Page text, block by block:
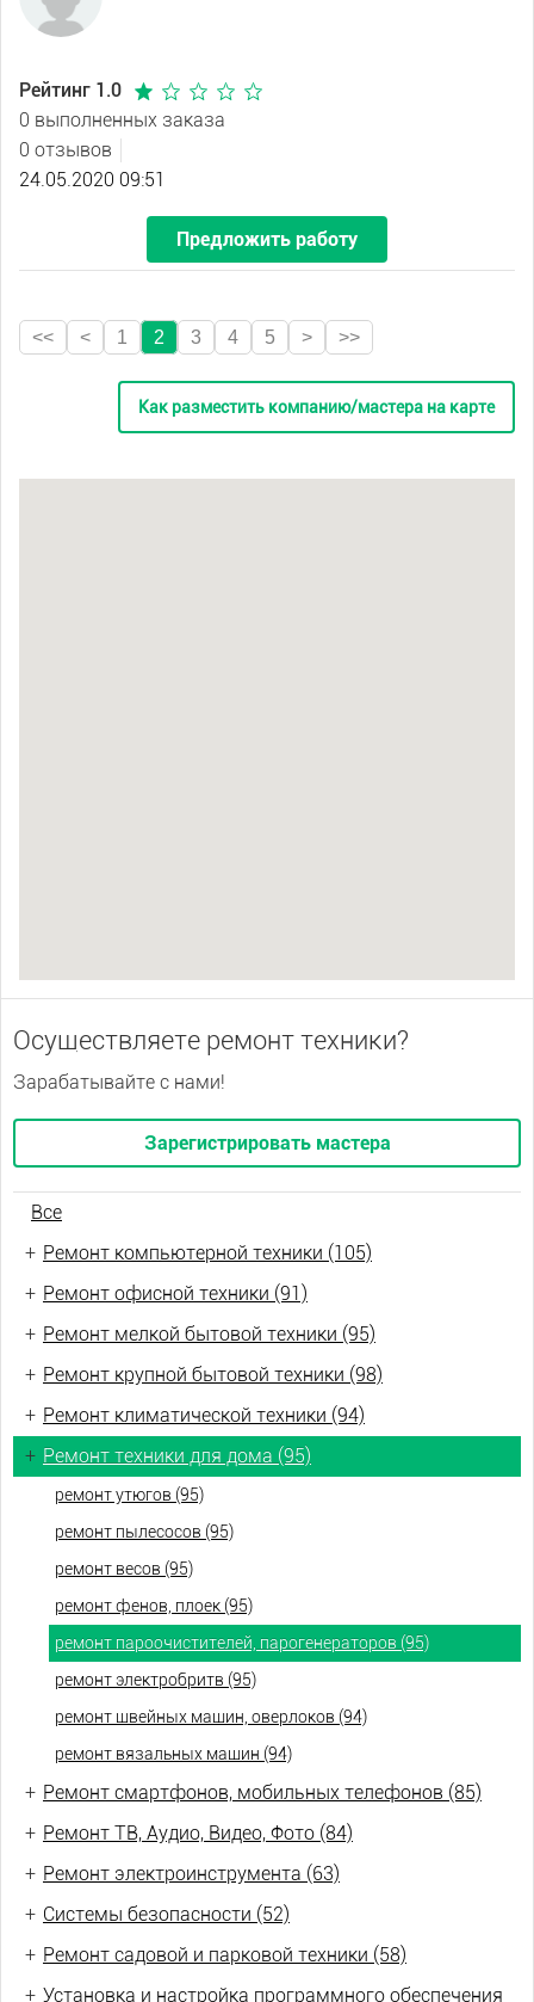
Рейтинг 1.0
0 выполненных заказа
0 отзывов
24.05.2020 09:51
Предложить работу
<< < 1 2 3 4 5 > >>
Как разместить компанию/мастера на карте
Осуществляете ремонт техники?
Зарабатывайте с нами!
Зарегистрировать мастера
Все
+ Ремонт компьютерной техники (105)
+ Ремонт офисной техники (91)
+ Ремонт мелкой бытовой техники (95)
+ Ремонт крупной бытовой техники (98)
+ Ремонт климатической техники (94)
+ Ремонт техники для дома (95)
ремонт утюгов (95)
ремонт пылесосов (95)
ремонт весов (95)
ремонт фенов, плоек (95)
ремонт пароочистителей, парогенераторов (95)
ремонт электробритв (95)
ремонт швейных машин, оверлоков (94)
ремонт вязальных машин (94)
+ Ремонт смартфонов, мобильных телефонов (85)
+ Ремонт ТВ, Аудио, Видео, Фото (84)
+ Ремонт электроинструмента (63)
+ Системы безопасности (52)
+ Ремонт садовой и парковой техники (58)
+ Установка и настройка программного обеспечения